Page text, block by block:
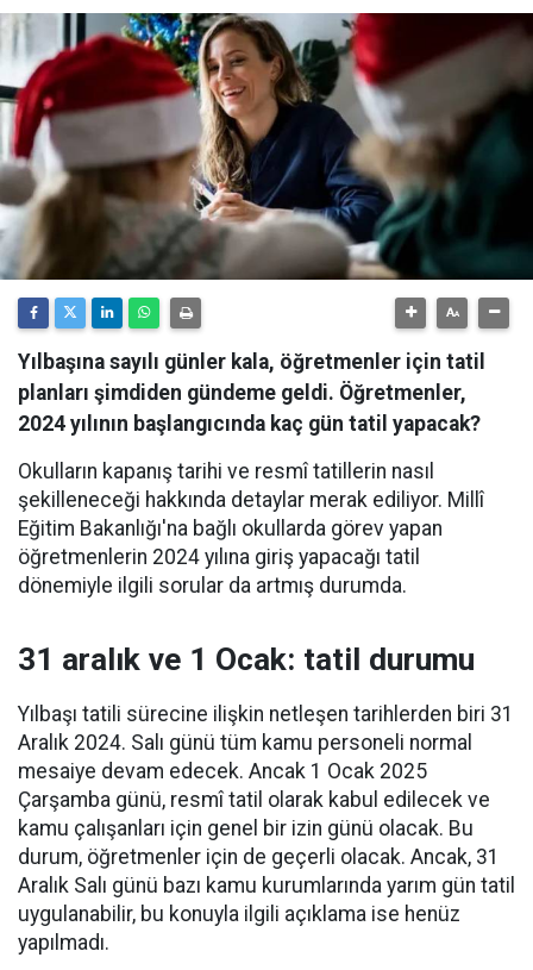
Yılbaşına sayılı günler kala, öğretmenler için tatil
planları şimdiden gündeme geldi. Öğretmenler,
2024 yılının başlangıcında kaç gün tatil yapacak?
Okulların kapanış tarihi ve resmî tatillerin nasıl
şekilleneceği hakkında detaylar merak ediliyor. Millî
Eğitim Bakanlığı'na bağlı okullarda görev yapan
öğretmenlerin 2024 yılına giriş yapacağı tatil
dönemiyle ilgili sorular da artmış durumda.
31 aralık ve 1 Ocak: tatil durumu
Yılbaşı tatili sürecine ilişkin netleşen tarihlerden biri 31
Aralık 2024. Salı günü tüm kamu personeli normal
mesaiye devam edecek. Ancak 1 Ocak 2025
Çarşamba günü, resmî tatil olarak kabul edilecek ve
kamu çalışanları için genel bir izin günü olacak. Bu
durum, öğretmenler için de geçerli olacak. Ancak, 31
Aralık Salı günü bazı kamu kurumlarında yarım gün tatil
uygulanabilir, bu konuyla ilgili açıklama ise henüz
yapılmadı.